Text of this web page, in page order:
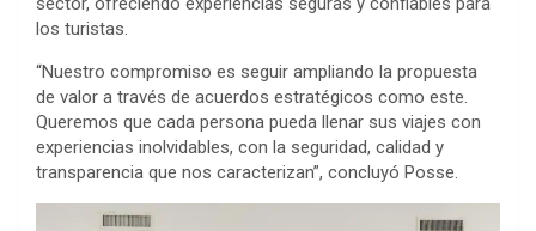
los turistas.
“Nuestro compromiso es seguir ampliando la propuesta
de valor a través de acuerdos estratégicos como este.
Queremos que cada persona pueda llenar sus viajes con
experiencias inolvidables, con la seguridad, calidad y
transparencia que nos caracterizan”, concluyó Posse.